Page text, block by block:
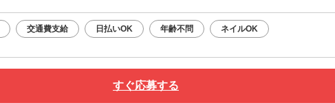
交通費支給 日払いOK 年齢不問 ネイルOK
すぐ応募する